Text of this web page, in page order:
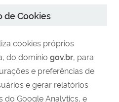
de Cookies
cookies próprios
do domínio gov.br, para
e preferências de
e gerar relatórios
do Google Analytics, e